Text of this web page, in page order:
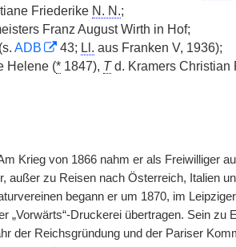
Friederike N. N.;
Franz August Wirth in Hof;
ADB 43; Ll. aus Franken V, 1936);
Helene (*1847), Td. Kramers Christian
Krieg von 1866 nahm er als Freiwilliger
außer zu Reisen nach Österreich, Italien
begann er um 1870, im
„Vorwärts“-Druckerei übertragen. Sein zu
der Reichsgründung und der Pariser